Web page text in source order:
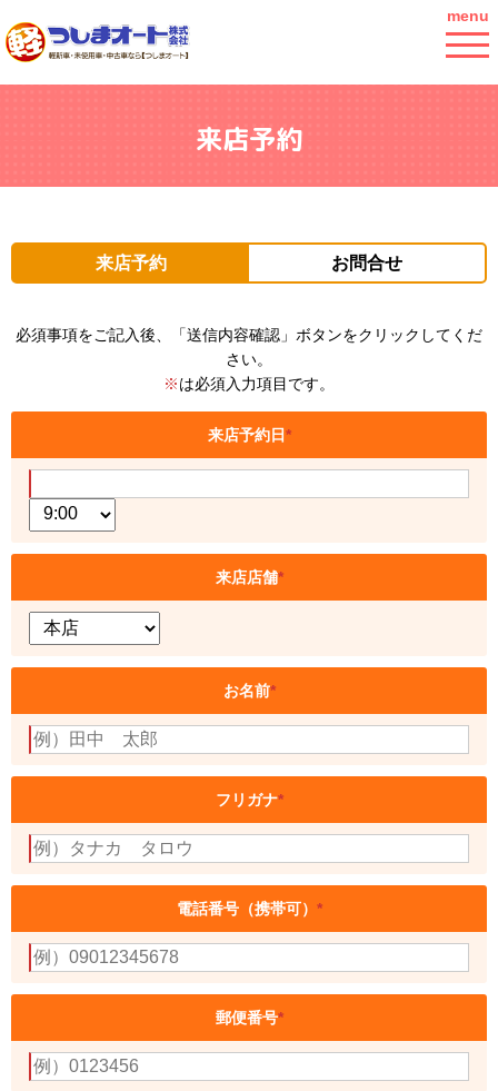
menu
来店予約
来店予約 お問合せ
必須事項をご記入後、「送信内容確認」ボタンをクリックしてくだ
さい。
※は必須入力項目です。
来店予約日*
来店店舗*
お名前*
フリガナ*
電話番号（携帯可） *
郵便番号*